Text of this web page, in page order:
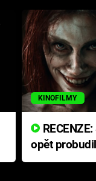
KINOFILMY
opět
přichází s